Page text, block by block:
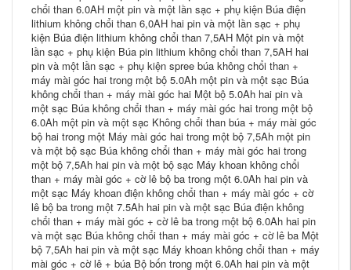
chổi than 6.0AH một pin và một lần sạc + phụ kiện Búa điện
lithium không chổi than 6,0AH hai pin và một lần sạc + phụ
kiện Búa điện lithium không chổi than 7,5AH Một pin và một
lần sạc + phụ kiện Búa pin lithium không chổi than 7,5AH hai
pin và một lần sạc + phụ kiện spree búa không chổi than +
máy mài góc hai trong một bộ 5.0Ah một pin và một sạc Búa
không chổi than + máy mài góc hai Một bộ 5.0Ah hai pin và
một sạc Búa không chổi than + máy mài góc hai trong một bộ
6.0Ah một pin và một sạc Không chổi than búa + máy mài góc
bộ hai trong một Máy mài góc hai trong một bộ 7,5Ah một pin
và một bộ sạc Búa không chổi than + máy mài góc hai trong
một bộ 7,5Ah hai pin và một bộ sạc Máy khoan không chổi
than + máy mài góc + cờ lê bộ ba trong một 6.0Ah hai pin và
một sạc Máy khoan điện không chổi than + máy mài góc + cờ
lê bộ ba trong một 7.5Ah hai pin và một sạc Búa điện không
chổi than + máy mài góc + cờ lê ba trong một bộ 6.0Ah hai pin
và một sạc Búa không chổi than + máy mài góc + cờ lê ba Một
bộ 7,5Ah hai pin và một sạc Máy khoan không chổi than + máy
mài góc + cờ lê + búa Bộ bốn trong một 6.0Ah hai pin và một